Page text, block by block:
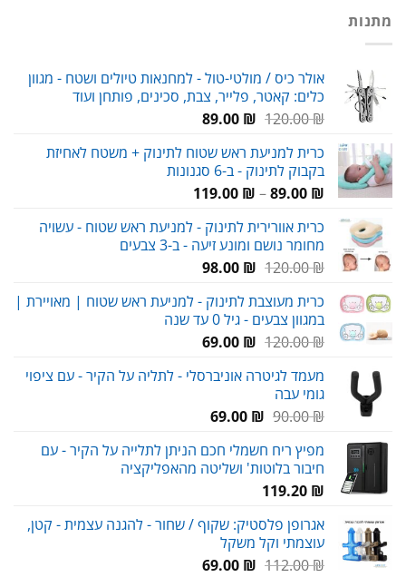
מתנות
אולר כיס / מולטי-טול - למחנאות טיולים ושטח - מגוון
כלים: קאטר, פלייר, צבת, סכינים, פותחן ועוד
120.00₪
המחיר
היה:
120.00 ₪.
89.00 ₪
המחיר
הוא:
89.00 ₪.
כרית למניעת ראש שטוח לתינוק + משטח לאחיזת
בקבוק לתינוק - ב-6 סגנונות
89.00 ₪
–
119.00 ₪
עד
כרית אוורירית לתינוק - למניעת ראש שטוח - עשויה
מחומר נושם ומונע זיעה - ב-3 צבעים
120.00₪
המחיר
היה:
120.00 ₪.
98.00 ₪
המחיר
הוא:
98.00 ₪.
כרית מעוצבת לתינוק - למניעת ראש שטוח | מאויירת |
במגוון צבעים - גיל 0 עד שנה
120.00₪
המחיר
היה:
69.00 ₪
המחיר
הוא:
מעמד לגיטרה אוניברסלי - לתליה על הקיר - עם ציפוי
גומי עבה
90.00₪
המחיר
היה:
90.00 ₪.
69.00 ₪
המחיר
הוא:
69.00 ₪.
מפיץ ריח חשמלי חכם הניתן לתלייה על הקיר - עם
חיבור בלוטות' ושליטה מהאפליקציה
119.20 ₪
אגרופן פלסטיק: שקוף / שחור - להגנה עצמית - קטן,
עוצמתי וקל משקל
112.00₪
המחיר69.00 ₪
המחיר